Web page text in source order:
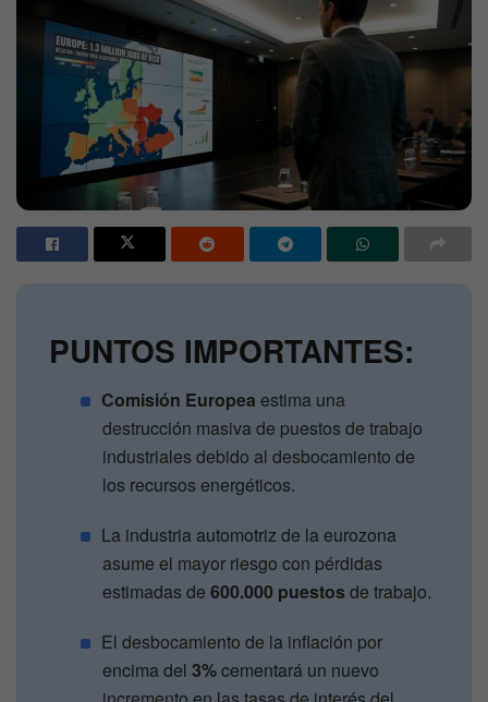
PUNTOS IMPORTANTES:
Comisión Europea estima una
destrucción masiva de puestos de trabajo
industriales debido al desbocamiento de
los recursos energéticos.
La industria automotriz de la eurozona
asume el mayor riesgo con pérdidas
estimadas de600.000 puestos de trabajo.
El desbocamiento de la inflación por
encima del3%cementará un nuevo